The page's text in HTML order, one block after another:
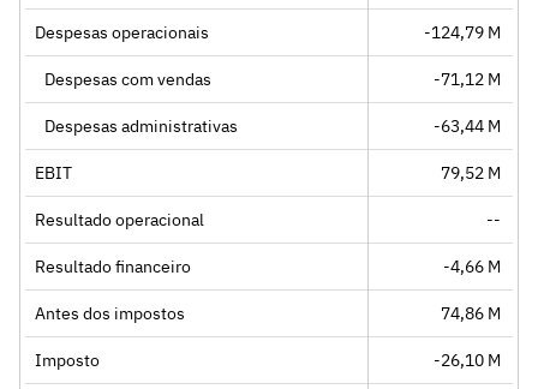
Despesas operacionais -124,79 M
Despesas com vendas -71,12 M
Despesas administrativas -63,44 M
EBIT 79,52 M
Resultado operacional --
Resultado financeiro -4,66 M
Antes dos impostos 74,86 M
Imposto -26,10 M